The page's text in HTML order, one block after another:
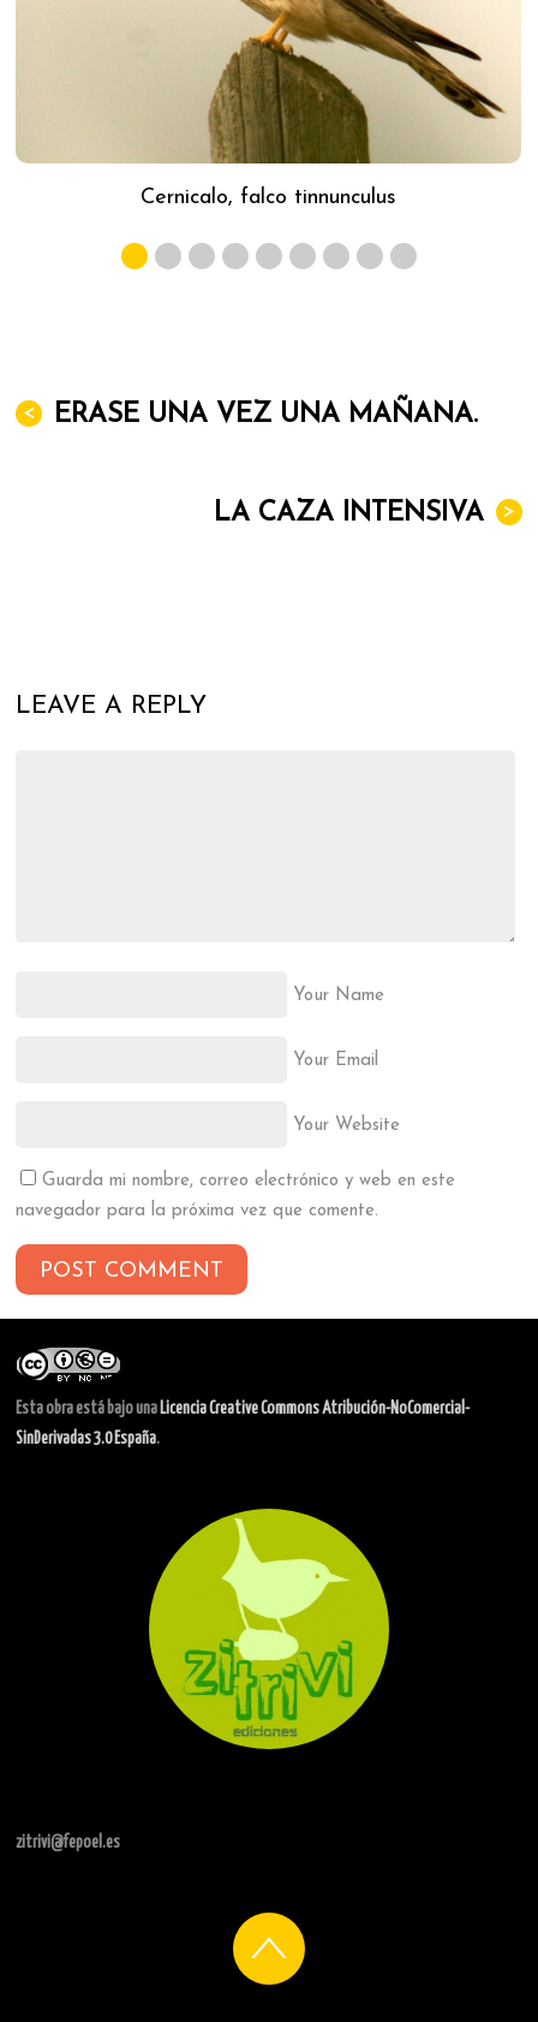
Cernicalo, falco tinnunculus
< ERASE UNA VEZ UNA MAÑANA.
>
LA CAZA INTENSIVA
LEAVE A REPLY
Your Name
Your Email
Your Website
Guarda mi nombre, correo electrónico y web en este
navegador para la próxima vez que comente.
Esta obra está bajo una Licencia Creative Commons Atribución-NoComercial-
SinDerivadas 3.0 España.
zitrivi@fepoel.es